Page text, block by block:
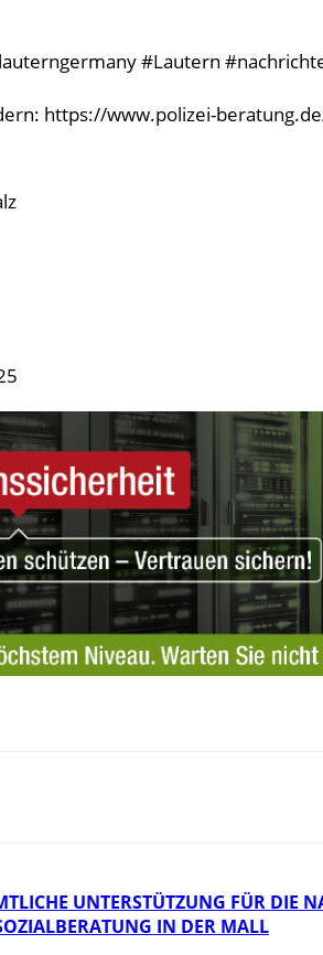
#Lautern
https://www.polizei-
UNTERSTÜTZUNG FÜR DIE
IN DER MALL